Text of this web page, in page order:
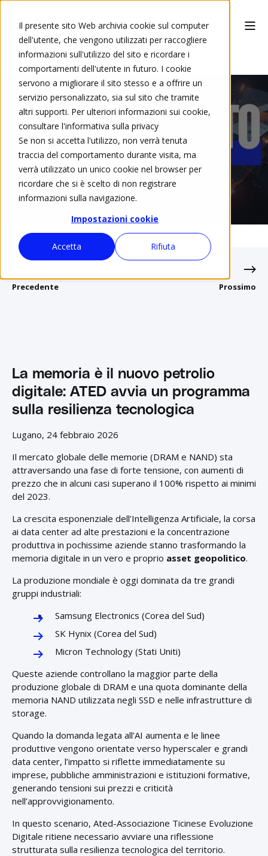
Il presente sito Web archivia cookie sul computer
dell'utente, che vengono utilizzati per raccogliere
informazioni sull'utilizzo del sito e ricordare i
comportamenti dell'utente in futuro. I cookie
servono a migliorare il sito stesso e a offrire un
servizio personalizzato, sia sul sito che tramite
altri supporti. Per ulteriori informazioni sui cookie,
consultare l'informativa sulla privacy
Se non si accetta l'utilizzo, non verrà tenuta
traccia del comportamento durante visita, ma
verrà utilizzato un unico cookie nel browser per
ricordare che si è scelto di non registrare
informazioni sulla navigazione.
Impostazioni cookie
Accetta Rifiuta
ated 25 feb 2026 2 min read
Petrolio Digitale
Precedente Prossimo
La memoria è il nuovo petrolio
digitale: ATED avvia un programma
sulla resilienza tecnologica
Lugano, 24 febbraio 2026
Il mercato globale delle memorie (DRAM e NAND) sta
attraversando una fase di forte tensione, con aumenti di
prezzo che in alcuni casi superano il 100% rispetto ai minimi
del 2023.
La crescita esponenziale dell’Intelligenza Artificiale, la corsa
ai data center ad alte prestazioni e la concentrazione
produttiva in pochissime aziende stanno trasformando la
memoria digitale in un vero e proprio asset geopolitico.
La produzione mondiale è oggi dominata da tre grandi
gruppi industriali:
Samsung Electronics (Corea del Sud)
SK Hynix (Corea del Sud)
Micron Technology (Stati Uniti)
Queste aziende controllano la maggior parte della
produzione globale di DRAM e una quota dominante della
memoria NAND utilizzata negli SSD e nelle infrastrutture di
storage.
Quando la domanda legata all’AI aumenta e le linee
produttive vengono orientate verso hyperscaler e grandi
data center, l’impatto si riflette immediatamente su
imprese, pubbliche amministrazioni e istituzioni formative,
generando tensioni sui prezzi e criticità
nell’approvvigionamento.
In questo scenario, Ated-Associazione Ticinese Evoluzione
Digitale ritiene necessario avviare una riflessione
strutturata sulla resilienza tecnologica del territorio.